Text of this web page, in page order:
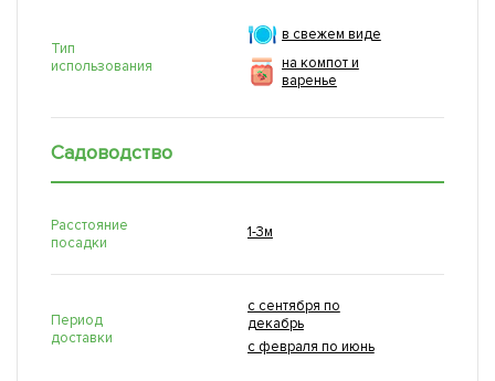
Тип
использования
в свежем виде
на компот и
варенье
Садоводство
Расстояние
посадки
1-3м
Период
доставки
с сентября по
декабрь
с февраля по июнь